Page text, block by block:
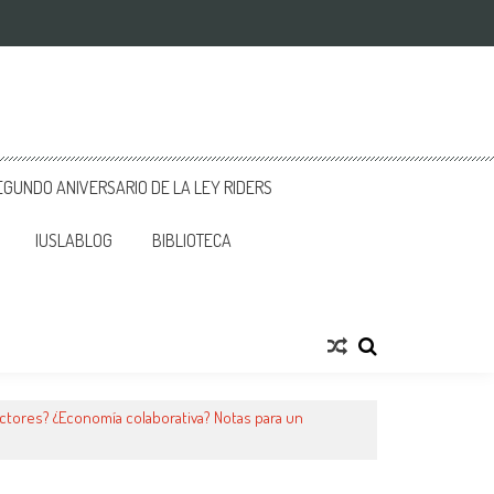
ANIVERSARIO DE LA LEY RIDERS
IUSLABLOG BIBLIOTECA
¿Economía colaborativa? Notas para un